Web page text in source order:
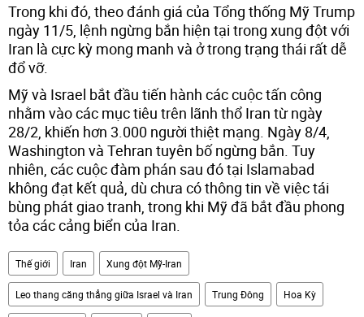
Trong khi đó, theo đánh giá của Tổng thống Mỹ Trump
ngày 11/5, lệnh ngừng bắn hiện tại trong xung đột với
Iran là cực kỳ mong manh và ở trong trạng thái rất dễ
đổ vỡ.
Mỹ và Israel bắt đầu tiến hành các cuộc tấn công
nhằm vào các mục tiêu trên lãnh thổ Iran từ ngày
28/2, khiến hơn 3.000 người thiệt mạng. Ngày 8/4,
Washington và Tehran tuyên bố ngừng bắn. Tuy
nhiên, các cuộc đàm phán sau đó tại Islamabad
không đạt kết quả, dù chưa có thông tin về việc tái
bùng phát giao tranh, trong khi Mỹ đã bắt đầu phong
tỏa các cảng biển của Iran.
Thế giới Iran Xung đột Mỹ-Iran
Leo thang căng thẳng giữa Israel và Iran Trung Đông Hoa Kỳ